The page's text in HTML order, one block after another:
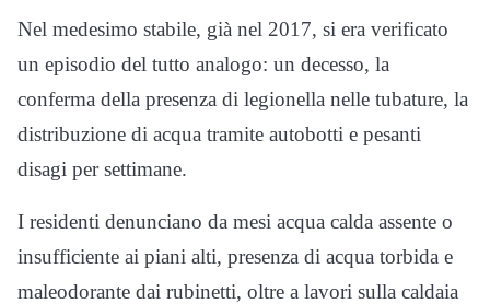
Nel medesimo stabile, già nel 2017, si era verificato
un episodio del tutto analogo: un decesso, la
conferma della presenza di legionella nelle tubature, la
distribuzione di acqua tramite autobotti e pesanti
disagi per settimane.
I residenti denunciano da mesi acqua calda assente o
insufficiente ai piani alti, presenza di acqua torbida e
maleodorante dai rubinetti, oltre a lavori sulla caldaia